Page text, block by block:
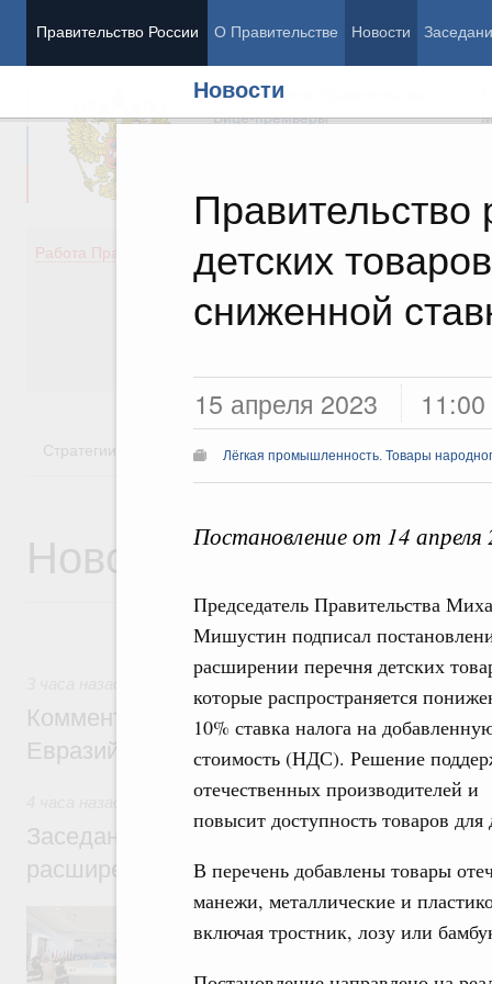
Правительство России О Правительстве Новости
Новости
детских
сниженной
15 апреля 2023 11:00
Лёгкая промышленность. Товары
Постановление от 14
Председатель Правительства
Мишустин подписал
расширении перечня детских
которые распространяется
10% ставка налога на
стоимость (НДС). Решение
отечественных производителей и
повысит доступность товаров
В перечень добавлены товары
манежи, металлические и
включая тростник, лозу или
Председатель Правительства
Вице-премьеры
Работа Правительства
Демография
Здоровье
Образование
Культура
Стратегии Государственные программы
Новости
Евразийский экономический союз.
Комментарий Алексея Оверчука по
Евразийского межправительственного
Евразийский экономический союз.
Заседание Евразийского
расширенном составе
В повестке заседания актуальные задачи
числе совершенствование кооперации в